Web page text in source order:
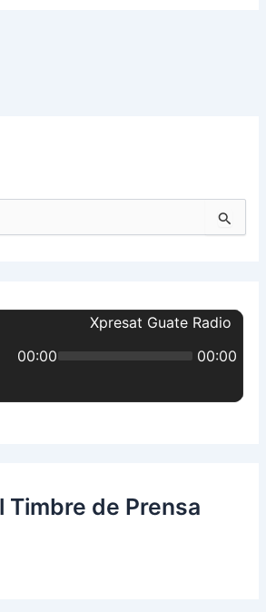
Timbre de Prensa